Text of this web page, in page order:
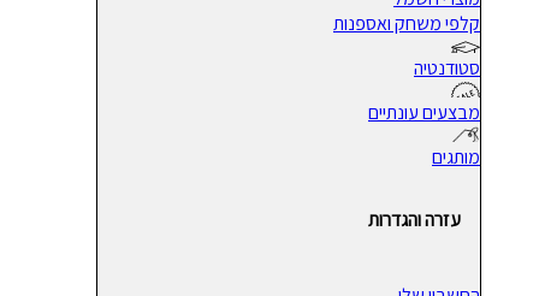
קלפי משחק ואספנות
סטודנטיה
מבצעים עונתיים
מותגים
עזרה והגדרות